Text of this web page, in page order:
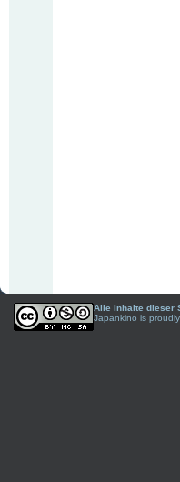
Alle Inhalte dieser
Japankino is